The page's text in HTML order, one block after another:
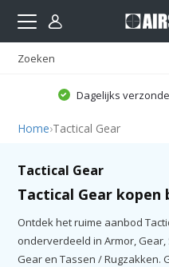
Dagelijks
Home›Tactical Gear
Tactical Gear
Tactical Gear kopen
Ontdek het ruime aanbod
onderverdeeld in Armor,
Gear en Tassen / Rugzakken.